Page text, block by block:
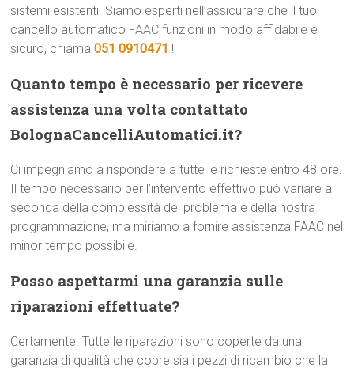
sistemi esistenti. Siamo esperti nell’assicurare che il tuo
cancello automatico FAAC funzioni in modo affidabile e
sicuro, chiama051 0910471 !
Quanto tempo è necessario per ricevere
assistenza una volta contattato
BolognaCancelliAutomatici.it?
Ci impegniamo a rispondere a tutte le richieste entro 48 ore.
Il tempo necessario per l’intervento effettivo può variare a
seconda della complessità del problema e della nostra
programmazione, ma miriamo a fornire assistenza FAAC nel
minor tempo possibile.
Posso aspettarmi una garanzia sulle
riparazioni effettuate?
Certamente. Tutte le riparazioni sono coperte da una
garanzia di qualità che copre sia i pezzi di ricambio che la